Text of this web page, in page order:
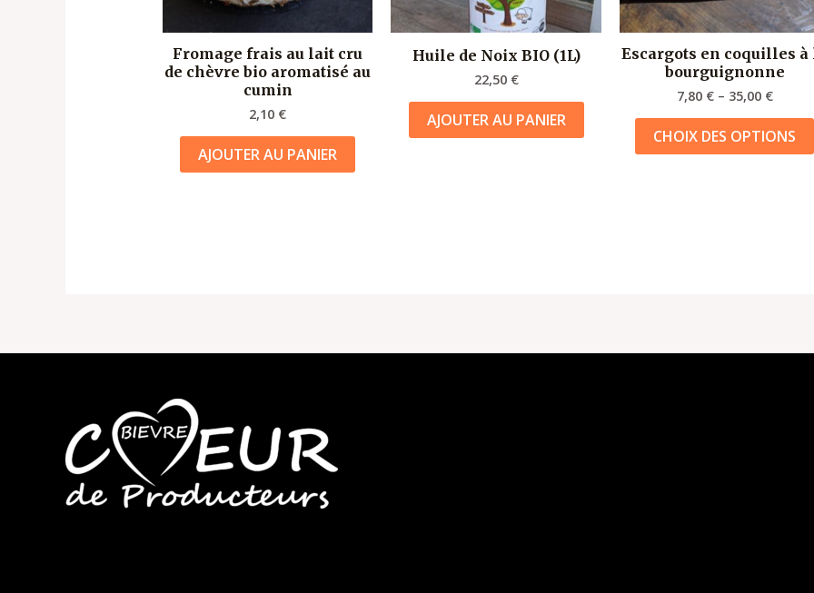
Fromage frais au lait cru
de chèvre bio aromatisé au
cumin
2,10 €
AJOUTER AU PANIER
Huile de Noix BIO (1L)
22,50 €
AJOUTER AU PANIER
Escargots en coquilles à
bourguignonne
7,80 €– 35,00 €
CHOIX DES OPTIONS